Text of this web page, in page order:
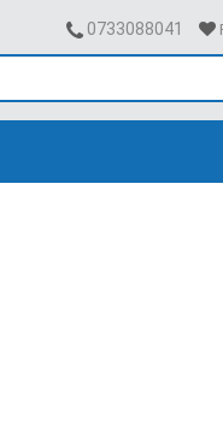
0733088041